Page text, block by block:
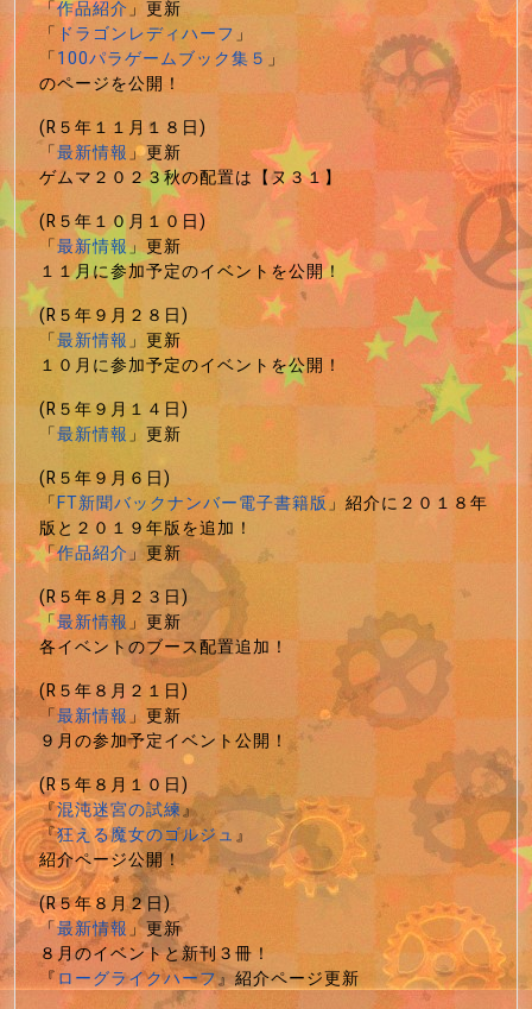
「作品紹介」更新
「 ドラゴンレディハーフ」
「100パラゲームブック集５ 」
のページを公開！
(R５年１１月１８日)
「最新情報」更新
ゲムマ２０２３秋の配置は【ヌ３１】
(R５年１０月１０日)
「最新情報」更新
１１月に参加予定のイベントを公開！
(R５年９月２８日)
「最新情報」更新
１０月に参加予定のイベントを公開！
(R５年９月１４日)
「最新情報」更新
(R５年９月６日)
「FT新聞バックナンバー電子書籍版」紹介に２０１８年
版と２０１９年版を追加！
「作品紹介」更新
(R５年８月２３日)
「最新情報」更新
各イベントのブース配置追加！
(R５年８月２１日)
「最新情報」更新
９月の参加予定イベント公開！
(R５年８月１０日)
『混沌迷宮の試練』
『狂える魔女のゴルジュ』
紹介ページ公開！
(R５年８月２日)
「最新情報」更新
８月のイベントと新刊３冊！
『ローグライクハーフ』紹介ページ更新